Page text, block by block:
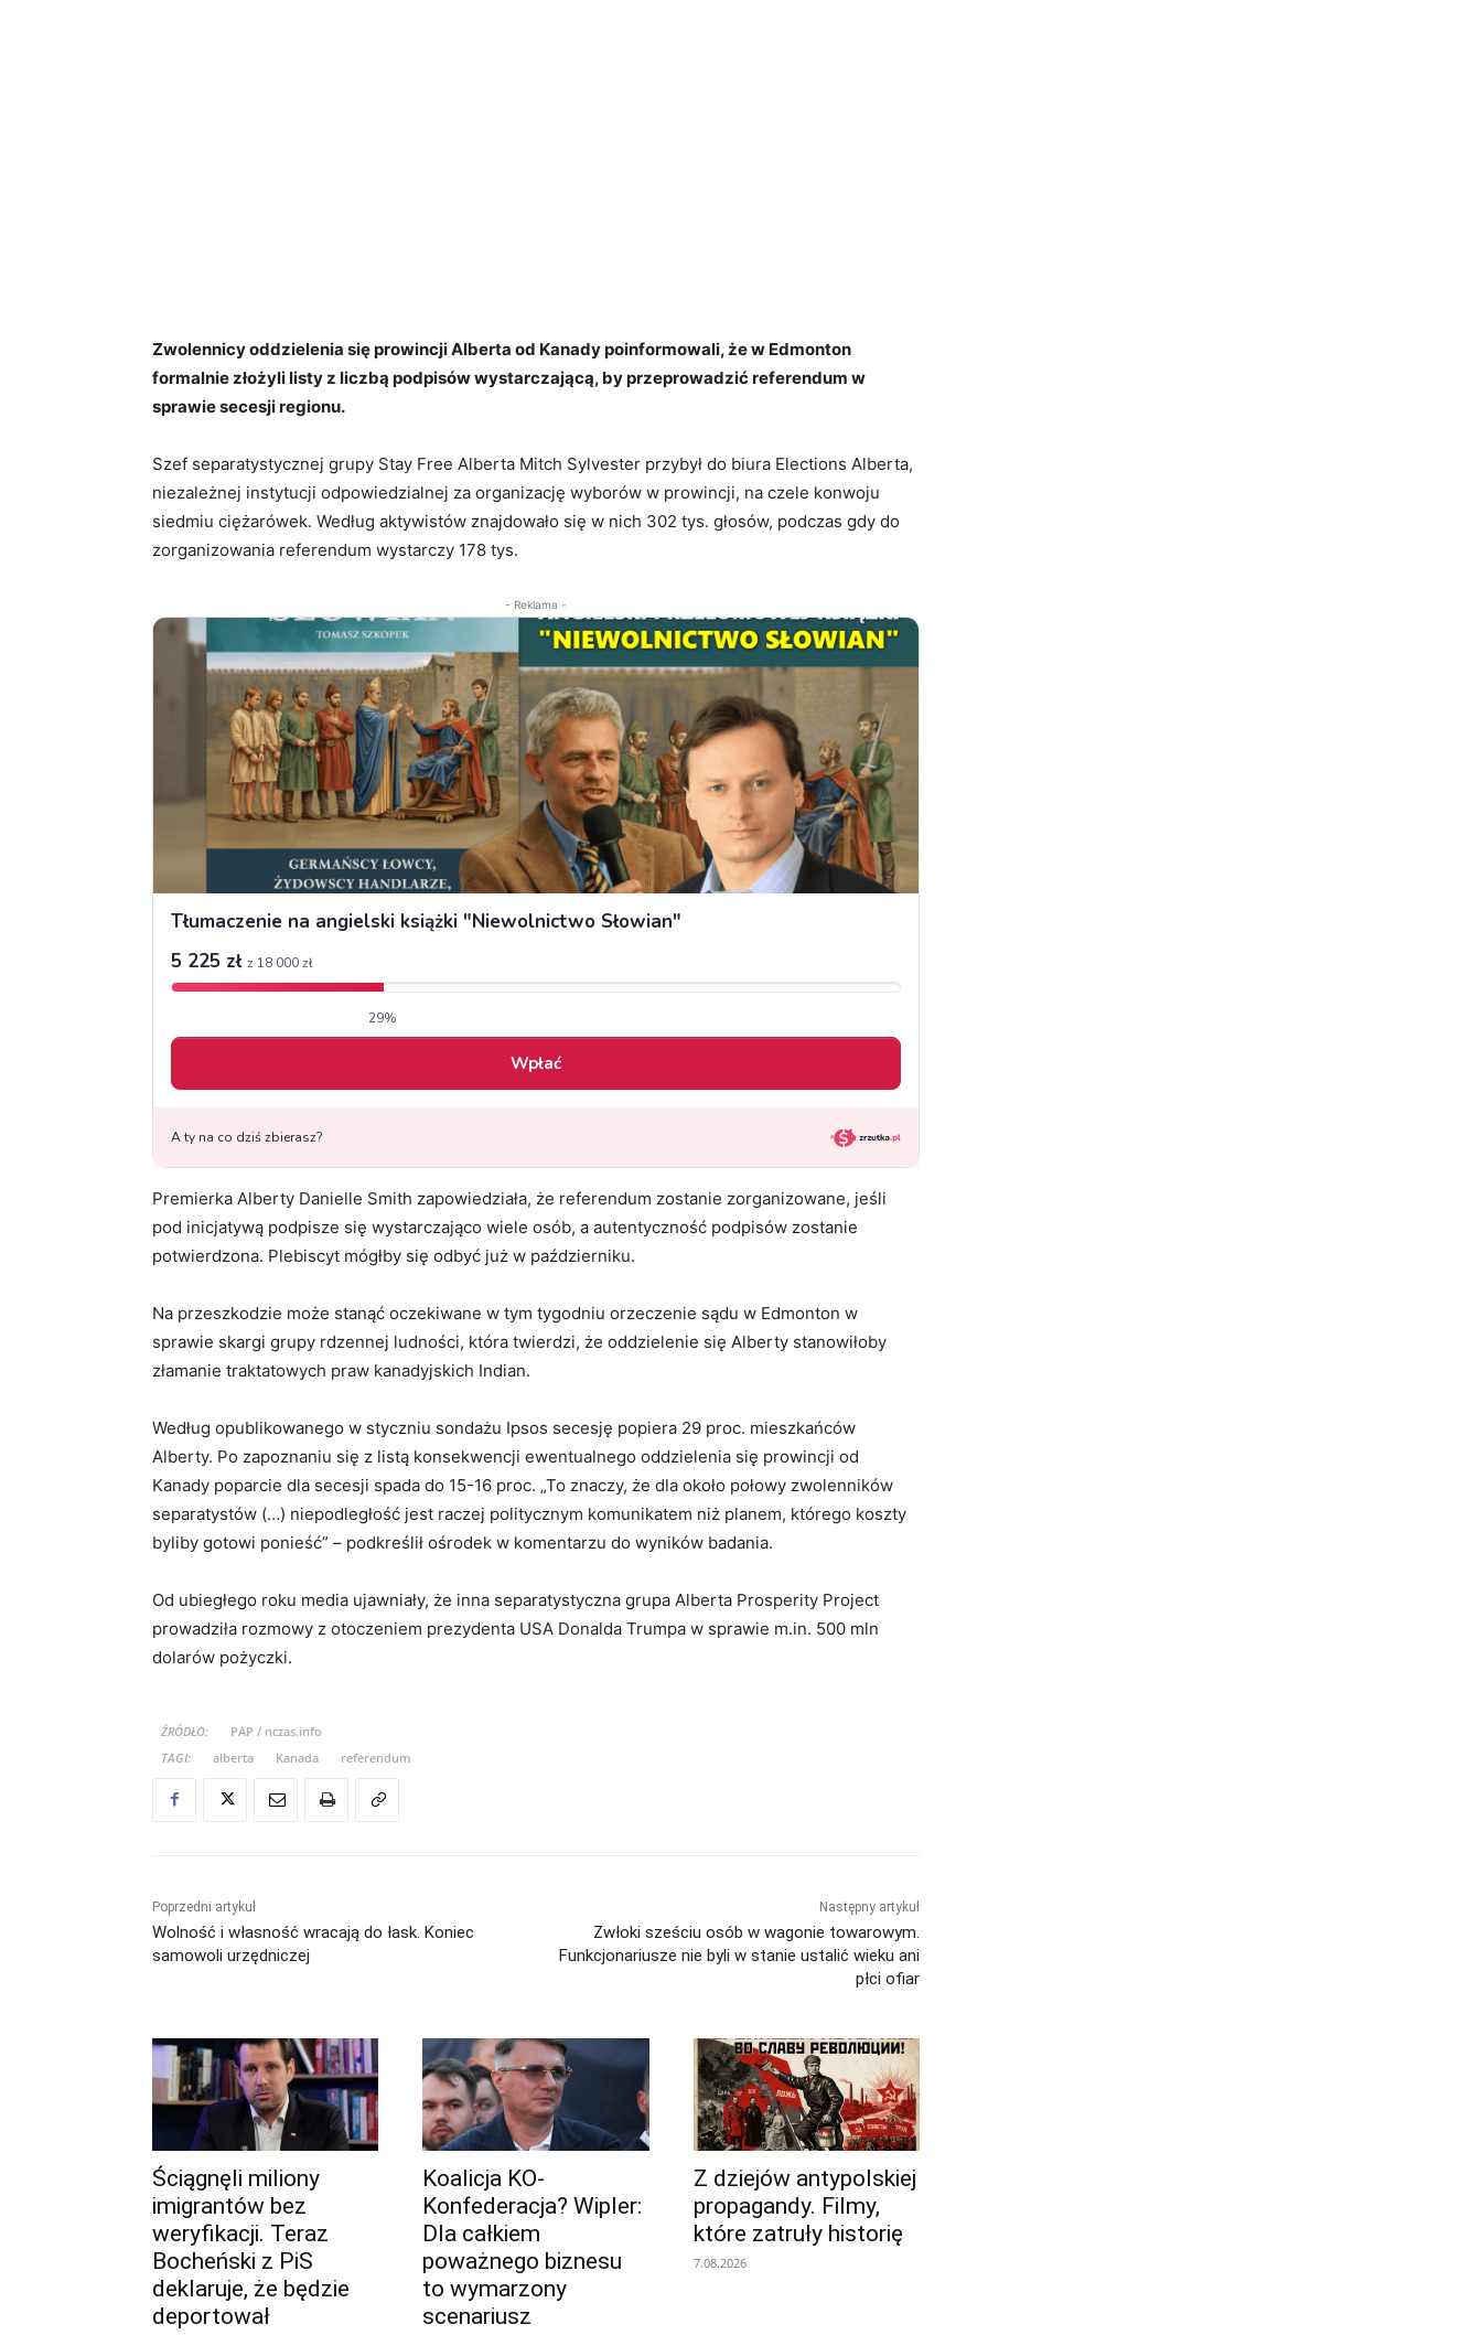
Zwolennicy oddzielenia się prowincji Alberta od Kanady poinformowali, że w Edmonton
formalnie złożyli listy z liczbą podpisów wystarczającą, by przeprowadzić referendum w
sprawie secesji regionu.
Szef separatystycznej grupy Stay Free Alberta Mitch Sylvester przybył do biura Elections Alberta,
niezależnej instytucji odpowiedzialnej za organizację wyborów w prowincji, na czele konwoju
siedmiu ciężarówek. Według aktywistów znajdowało się w nich 302 tys. głosów, podczas gdy do
zorganizowania referendum wystarczy 178 tys.
- Reklama -
Premierka Alberty Danielle Smith zapowiedziała, że referendum zostanie zorganizowane, jeśli
pod inicjatywą podpisze się wystarczająco wiele osób, a autentyczność podpisów zostanie
potwierdzona. Plebiscyt mógłby się odbyć już w październiku.
Na przeszkodzie może stanąć oczekiwane w tym tygodniu orzeczenie sądu w Edmonton w
sprawie skargi grupy rdzennej ludności, która twierdzi, że oddzielenie się Alberty stanowiłoby
złamanie traktatowych praw kanadyjskich Indian.
Według opublikowanego w styczniu sondażu Ipsos secesję popiera 29 proc. mieszkańców
Alberty. Po zapoznaniu się z listą konsekwencji ewentualnego oddzielenia się prowincji od
Kanady poparcie dla secesji spada do 15-16 proc. „To znaczy, że dla około połowy zwolenników
separatystów (…) niepodległość jest raczej politycznym komunikatem niż planem, którego koszty
byliby gotowi ponieść” – podkreślił ośrodek w komentarzu do wyników badania.
Od ubiegłego roku media ujawniały, że inna separatystyczna grupa Alberta Prosperity Project
prowadziła rozmowy z otoczeniem prezydenta USA Donalda Trumpa w sprawie m.in. 500 mln
dolarów pożyczki.
ŹRÓDŁO:
PAP / nczas.info
TAGI:
alberta Kanada referendum
Poprzedni artykuł
Wolność i własność wracają do łask. Koniec
samowoli urzędniczej
Następny artykuł
Zwłoki sześciu osób w wagonie towarowym.
Funkcjonariusze nie byli w stanie ustalić wieku ani
płci ofiar
Ściągnęli miliony
imigrantów bez
weryfikacji. Teraz
Bocheński z PiS
deklaruje, że będzie
deportował
Koalicja KO-
Konfederacja? Wipler:
Dla całkiem
poważnego biznesu
to wymarzony
scenariusz
Z dziejów antypolskiej
propagandy. Filmy,
które zatruły historię
7.08.2026